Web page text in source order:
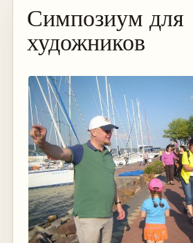
Симпозиум для
художников